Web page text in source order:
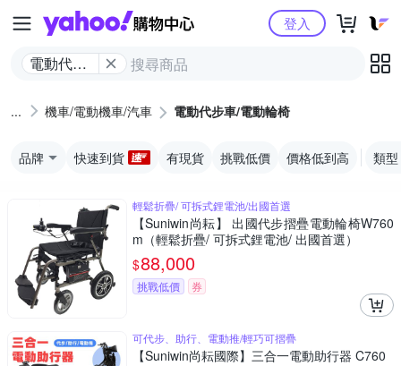
Yahoo購物中心
電動代步
椅
登入
機車/電動機車/汽車 電動代步車/電動輪椅
品牌 快速到貨 有現貨 挑戰低價 價格低到高 類型
輕鬆折疊/ 可拆式鋰電池/出國首選
【Suniwin尚耘】 出國代步摺疊電動輪椅W760
m（輕鬆折疊/ 可拆式鋰電池/ 出國首選）
$88,000
挑戰低價 券
可代步、助行、電動推/輕巧可摺疊
【Suniwin尚耘國際】三合一電動助行器 C760